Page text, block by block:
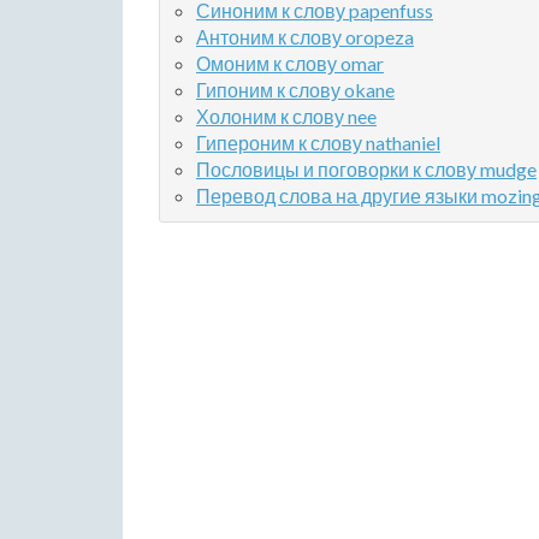
Синоним к слову papenfuss
Антоним к слову oropeza
Омоним к слову omar
Гипоним к слову okane
Холоним к слову nee
Гипероним к слову nathaniel
Пословицы и поговорки к слову mudge
Перевод слова на другие языки